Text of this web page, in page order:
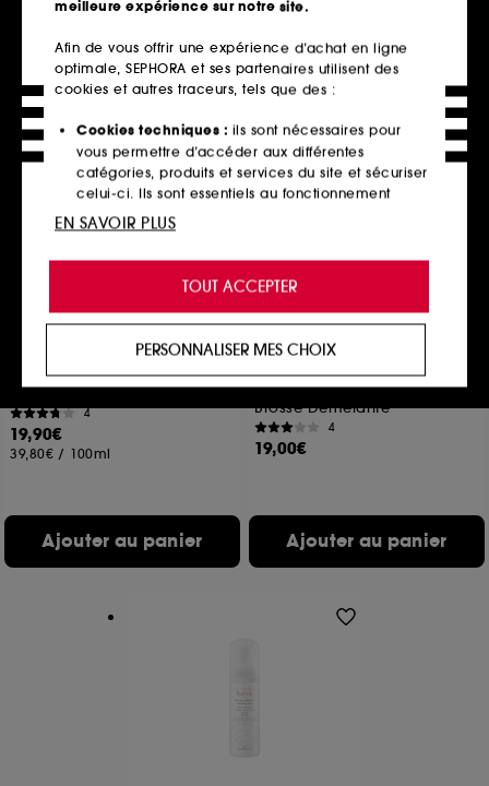
Ajouter au panier Ajouter au panier
Solaire
Fluide Très Haute Protection SPF50+
4
19,90€
39,80€ / 100ml
Ajouter au panier
TANGLE TEEZER
The Ultimate Styler
Millennial Pink
Brosse Démêlante
4
19,00€
Ajouter au panier
Exclu
meilleure expérience sur notre site.
Afin de vous offrir une expérience d’achat en ligne
optimale, SEPHORA et ses partenaires utilisent des
cookies et autres traceurs, tels que des :
Cookies techniques : ils sont nécessaires pour
vous permettre d’accéder aux différentes
catégories, produits et services du site et sécuriser
celui-ci. Ils sont essentiels au fonctionnement
technique du site et ne peuvent être désactivés.
de vous offrir une expérience enrichie et
personnalisée en vous recommandant des
produits, des services et des contenus qui
proposer des offres promotionnelles adaptées à
votre profil.
Cookies réseaux sociaux et publicité :
utilisés pour vous présenter du contenu susceptible
de vous plaire via des publicités, y compris sur des
navigation, et de l'historique de vos interactions.
Cookies de mesure d’audience :ils nous
fréquentation et de navigation sur notre site afin
ils nous permettent de lutter notamment contre les
TOUT ACCEPTER
PERSONNALISER MES CHOIX
EN SAVOIR PLUS